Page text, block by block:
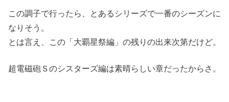
この調子で行ったら、とあるシリーズで一番のシーズンに
なりそう。
とは言え、この「大覇星祭編」の残りの出来次第だけど。
超電磁砲Ｓのシスターズ編は素晴らしい章だったからさ。